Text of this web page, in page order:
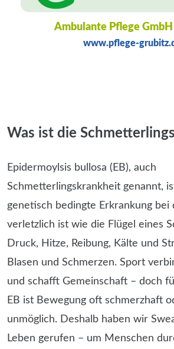
Ambulante Pflege
www.pflege-
Was ist die
Epidermoylsis bullosa (EB), auch
Schmetterlingskrankheit genannt,
genetisch bedingte Erkrankung bei
verletzlich ist wie die Flügel eines
Druck, Hitze, Reibung, Kälte und
Blasen und Schmerzen. Sport
und schafft Gemeinschaft – doch
EB ist Bewegung oft schmerzhaft
unmöglich. Deshalb haben wir
Leben gerufen – um Menschen